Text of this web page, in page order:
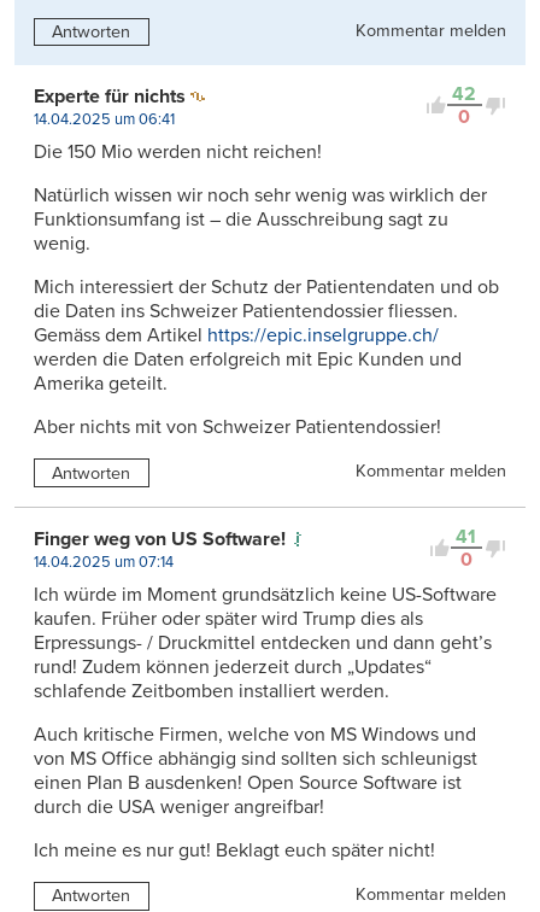
Antworten Kommentar melden
42
0
Experte für nichts
14.04.2025 um 06:41
Die 150 Mio werden nicht reichen!
Natürlich wissen wir noch sehr wenig was wirklich der
Funktionsumfang ist – die Ausschreibung sagt zu
wenig.
Mich interessiert der Schutz der Patientendaten und ob
die Daten ins Schweizer Patientendossier fliessen.
Gemäss dem Artikel https://epic.inselgruppe.ch/
werden die Daten erfolgreich mit Epic Kunden und
Amerika geteilt.
Aber nichts mit von Schweizer Patientendossier!
Antworten Kommentar melden
41
0
Finger weg von US Software!
14.04.2025 um 07:14
Ich würde im Moment grundsätzlich keine US-Software
kaufen. Früher oder später wird Trump dies als
Erpressungs- / Druckmittel entdecken und dann geht’s
rund! Zudem können jederzeit durch „Updates“
schlafende Zeitbomben installiert werden.
Auch kritische Firmen, welche von MS Windows und
von MS Office abhängig sind sollten sich schleunigst
einen Plan B ausdenken! Open Source Software ist
durch die USA weniger angreifbar!
Ich meine es nur gut! Beklagt euch später nicht!
Antworten Kommentar melden